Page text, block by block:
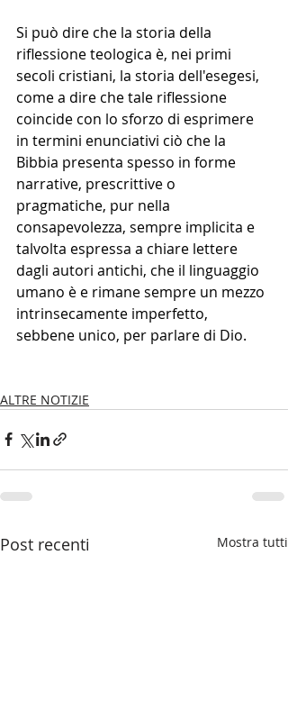
Si può dire che la storia della
riflessione teologica è, nei primi
secoli cristiani, la storia dell'esegesi,
come a dire che tale riflessione
coincide con lo sforzo di esprimere
in termini enunciativi ciò che la
Bibbia presenta spesso in forme
narrative, prescrittive o
pragmatiche, pur nella
consapevolezza, sempre implicita e
talvolta espressa a chiare lettere
dagli autori antichi, che il linguaggio
umano è e rimane sempre un mezzo
intrinsecamente imperfetto,
sebbene unico, per parlare di Dio.
ALTRE NOTIZIE
Post recenti Mostra tutti